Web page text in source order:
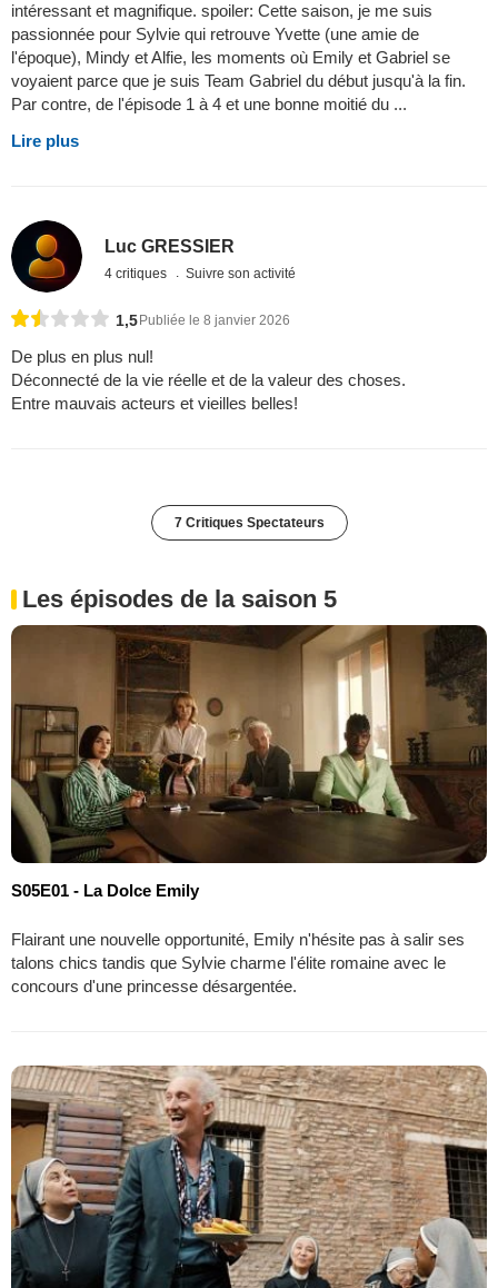
intéressant et magnifique. spoiler: Cette saison, je me suis
passionnée pour Sylvie qui retrouve Yvette (une amie de
l'époque), Mindy et Alfie, les moments où Emily et Gabriel se
voyaient parce que je suis Team Gabriel du début jusqu'à la fin.
Par contre, de l'épisode 1 à 4 et une bonne moitié du ...
Lire plus
Luc GRESSIER
4 critiques Suivre son activité
1,5Publiée le 8 janvier 2026
De plus en plus nul!
Déconnecté de la vie réelle et de la valeur des choses.
Entre mauvais acteurs et vieilles belles!
7 Critiques Spectateurs
Les épisodes de la saison 5
S05E01 - La Dolce Emily
Flairant une nouvelle opportunité, Emily n'hésite pas à salir ses
talons chics tandis que Sylvie charme l'élite romaine avec le
concours d'une princesse désargentée.